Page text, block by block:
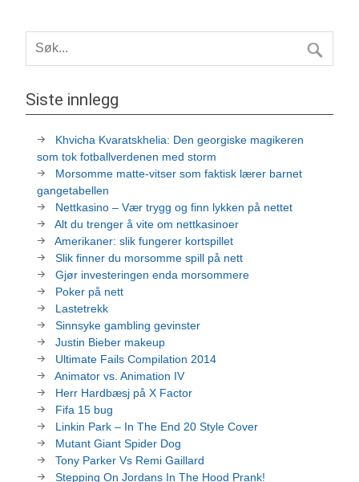
Siste innlegg
Khvicha Kvaratskhelia: Den georgiske magikeren
som tok fotballverdenen med storm
Morsomme matte-vitser som faktisk lærer barnet
gangetabellen
Nettkasino – Vær trygg og finn lykken på nettet
Alt du trenger å vite om nettkasinoer
Amerikaner: slik fungerer kortspillet
Slik finner du morsomme spill på nett
Gjør investeringen enda morsommere
Poker på nett
Lastetrekk
Sinnsyke gambling gevinster
Justin Bieber makeup
Ultimate Fails Compilation 2014
Animator vs. Animation IV
Herr Hardbæsj på X Factor
Fifa 15 bug
Linkin Park – In The End 20 Style Cover
Mutant Giant Spider Dog
Tony Parker Vs Remi Gaillard
Stepping On Jordans In The Hood Prank!